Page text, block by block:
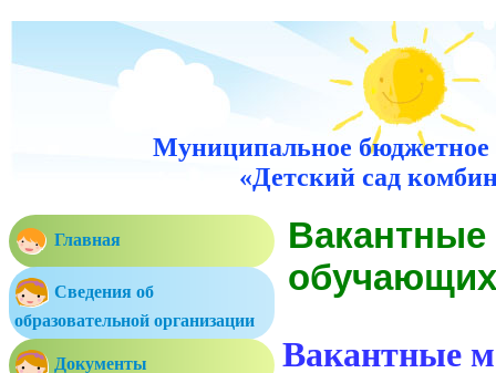
Муниципальное бюджетное
«Детский сад
Главная
Сведения об
образовательной организации
Документы
Вакантные
Вакантные